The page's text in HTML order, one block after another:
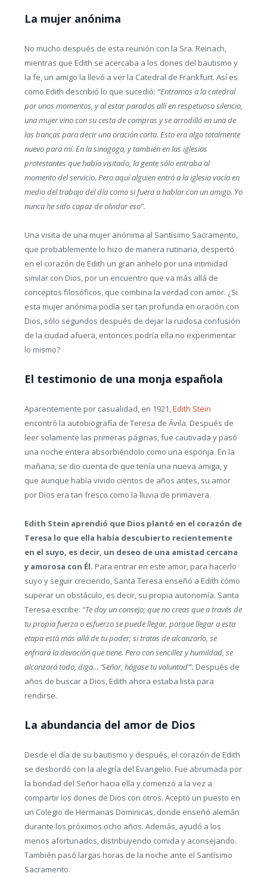
La mujer anónima
No mucho después de esta reunión con la Sra. Reinach,
mientras que Edith se acercaba a los dones del bautismo y
la fe, un amigo la llevó a ver la Catedral de Frankfurt. Así es
como Edith describió lo que sucedió: “Entramos a la catedral
por unos momentos, y al estar parados allí en respetuoso silencio,
una mujer vino con su cesta de compras y se arrodilló en una de
las bancas para decir una oración corta. Esto era algo totalmente
nuevo para mí. En la sinagoga, y también en las iglesias
protestantes que había visitado, la gente sólo entraba al
momento del servicio. Pero aquí alguien entró a la iglesia vacía en
medio del trabajo del día como si fuera a hablar con un amigo. Yo
nunca he sido capaz de olvidar eso”.
Una visita de una mujer anónima al Santísimo Sacramento,
que probablemente lo hizo de manera rutinaria, despertó
en el corazón de Edith un gran anhelo por una intimidad
similar con Dios, por un encuentro que va más allá de
conceptos filosóficos, que combina la verdad con amor. ¿Si
esta mujer anónima podía ser tan profunda en oración con
Dios, sólo segundos después de dejar la ruidosa confusión
de la ciudad afuera, entonces podría ella no experimentar
lo mismo?
El testimonio de una monja española
Aparentemente por casualidad, en 1921,Edith Stein
encontró la autobiografía de Teresa de Ávila. Después de
leer solamente las primeras páginas, fue cautivada y pasó
una noche entera absorbiéndolo como una esponja. En la
mañana, se dio cuenta de que tenía una nueva amiga, y
que aunque había vivido cientos de años antes, su amor
por Dios era tan fresco como la lluvia de primavera.
Edith Stein aprendió que Dios plantó en el corazón de
Teresa lo que ella había descubierto recientemente
en el suyo, es decir, un deseo de una amistad cercana
y amorosa con Él. Para entrar en este amor, para hacerlo
suyo y seguir creciendo, Santa Teresa enseñó a Edith cómo
superar un obstáculo, es decir, su propia autonomía. Santa
Teresa escribe: “Te doy un consejo; que no creas que a través de
tu propia fuerza o esfuerzo se puede llegar, porque llegar a esta
etapa está más allá de tu poder; si tratas de alcanzarlo, se
enfriará la devoción que tiene. Pero con sencillez y humildad, se
alcanzará todo, diga… ‘Señor, hágase tu voluntad’”. Después de
años de buscar a Dios, Edith ahora estaba lista para
rendirse.
La abundancia del amor de Dios
Desde el día de su bautismo y después, el corazón de Edith
se desbordó con la alegría del Evangelio. Fue abrumada por
la bondad del Señor hacia ella y comenzó a la vez a
compartir los dones de Dios con otros. Aceptó un puesto en
un Colegio de Hermanas Dominicas, donde enseñó alemán
durante los próximos ocho años. Además, ayudó a los
menos afortunados, distribuyendo comida y aconsejando.
También pasó largas horas de la noche ante el Santísimo
Sacramento.